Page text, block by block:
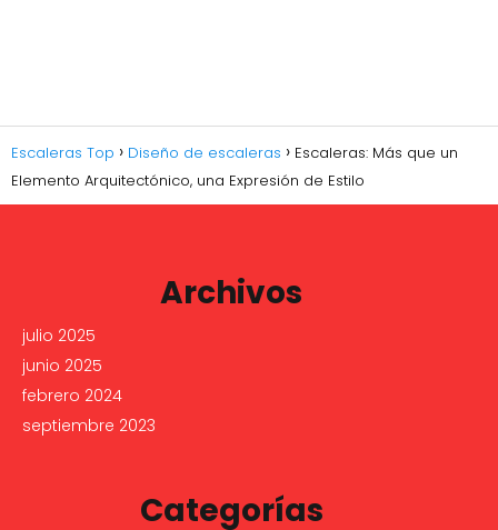
Escaleras Top Diseño de escaleras
Escaleras: Más que un
Elemento Arquitectónico, una Expresión de Estilo
Archivos
julio 2025
junio 2025
febrero 2024
septiembre 2023
Categorías